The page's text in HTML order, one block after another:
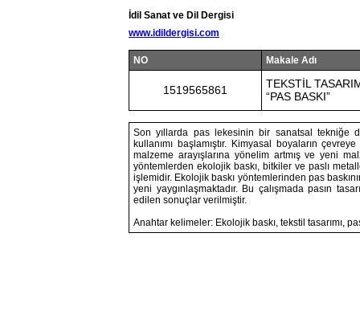
İdil Sanat ve Dil Dergisi
www.idildergisi.com
NO Makale Adı
1519565861
TEKSTİL
“PAS BASKI”
Son yıllarda pas lekesinin bir sanatsal tekniğe
kullanımı başlamıştır. Kimyasal boyaların
malzeme arayışlarına yönelim artmış ve yeni
yöntemlerden ekolojik baskı, bitkiler ve paslı
işlemidir. Ekolojik baskı yöntemlerinden pas
yeni yaygınlaşmaktadır. Bu çalışmada pasın
edilen sonuçlar verilmiştir.
Anahtar kelimeler: Ekolojik baskı, tekstil tasarımı,